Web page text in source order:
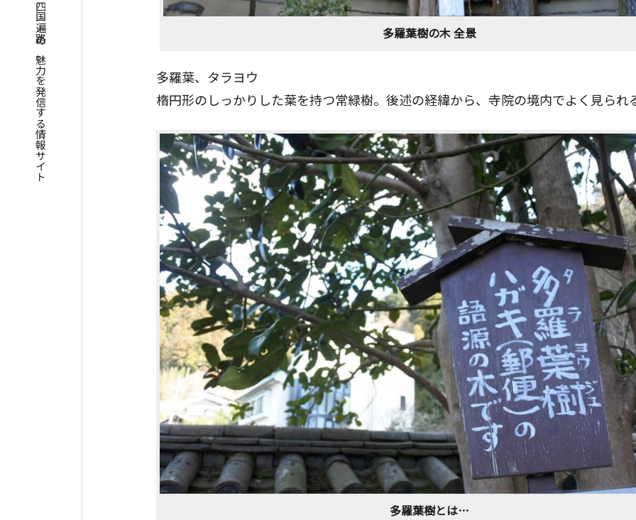
四国遍路の魅力を発信する情報サイト 多羅葉樹の木 全景
多羅葉、タラヨウ
楕円形のしっかりした葉を持つ常緑樹。後述の経緯から、寺院の境内でよく見られ
多羅葉樹とは…